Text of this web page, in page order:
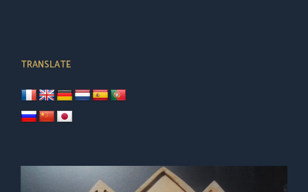
TRANSLATE